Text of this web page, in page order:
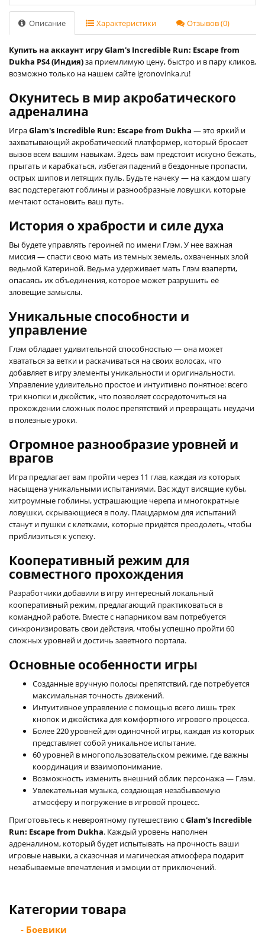
Описание Характеристики Отзывов (0)
Купить на аккаунт игру Glam's Incredible Run: Escape from
Dukha PS4 (Индия)за приемлимую цену, быстро и в пару кликов,
возможно только на нашем сайте igronovinka.ru!
Окунитесь в мир акробатического
адреналина
ИграGlam's Incredible Run: Escape from Dukha — это яркий и
захватывающий акробатический платформер, который бросает
вызов всем вашим навыкам. Здесь вам предстоит искусно бежать,
прыгать и карабкаться, избегая падений в бездонные пропасти,
острых шипов и летящих пуль. Будьте начеку — на каждом шагу
вас подстерегают гоблины и разнообразные ловушки, которые
мечтают остановить ваш путь.
История о храбрости и силе духа
Вы будете управлять героиней по имени Глэм. У нее важная
миссия — спасти свою мать из темных земель, охваченных злой
ведьмой Катериной. Ведьма удерживает мать Глэм взаперти,
опасаясь их объединения, которое может разрушить её
зловещие замыслы.
Уникальные способности и
управление
Глэм обладает удивительной способностью — она может
хвататься за ветки и раскачиваться на своих волосах, что
добавляет в игру элементы уникальности и оригинальности.
Управление удивительно простое и интуитивно понятное: всего
три кнопки и джойстик, что позволяет сосредоточиться на
прохождении сложных полос препятствий и превращать неудачи
в полезные уроки.
Огромное разнообразие уровней и
врагов
Игра предлагает вам пройти через 11 глав, каждая из которых
насыщена уникальными испытаниями. Вас ждут висящие кубы,
хитроумные гоблины, устрашающие черепа и многократные
ловушки, скрывающиеся в полу. Плацдармом для испытаний
станут и пушки с клетками, которые придётся преодолеть, чтобы
приблизиться к успеху.
Кооперативный режим для
совместного прохождения
Разработчики добавили в игру интересный локальный
кооперативный режим, предлагающий практиковаться в
командной работе. Вместе с напарником вам потребуется
синхронизировать свои действия, чтобы успешно пройти 60
сложных уровней и достичь заветного портала.
Основные особенности игры
Созданные вручную полосы препятствий, где потребуется
максимальная точность движений.
Интуитивное управление с помощью всего лишь трех
кнопок и джойстика для комфортного игрового процесса.
Более 220 уровней для одиночной игры, каждая из которых
представляет собой уникальное испытание.
60 уровней в многопользовательском режиме, где важны
координация и взаимопонимание.
Возможность изменить внешний облик персонажа — Глэм.
Увлекательная музыка, создающая незабываемую
атмосферу и погружение в игровой процесс.
Приготовьтесь к невероятному путешествию сGlam's Incredible
Run: Escape from Dukha. Каждый уровень наполнен
адреналином, который будет испытывать на прочность ваши
игровые навыки, а сказочная и магическая атмосфера подарит
незабываемые впечатления и эмоции от приключений.
Категории товара
- Боевики